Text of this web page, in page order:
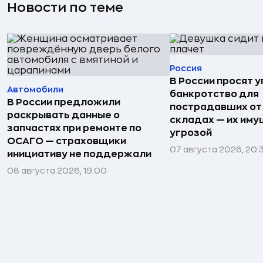
Новости по теме
Автомобили
В России предложили
раскрывать данные о
запчастях при ремонте по
ОСАГО — страховщики
инициативу не поддержали
08 августа 2026, 19:00
Россия
В России просят
банкротство для
пострадавших
складах — их
угрозой
07 августа 2026,